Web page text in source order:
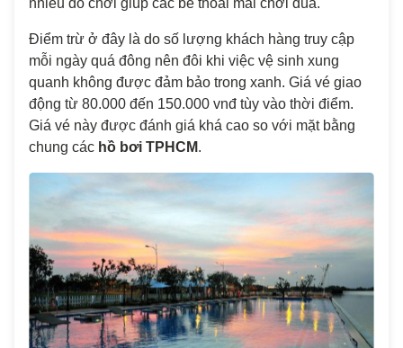
nhiều đồ chơi giúp các bé thoải mái chơi đùa.
Điểm trừ ở đây là do số lượng khách hàng truy cập
mỗi ngày quá đông nên đôi khi việc vệ sinh xung
quanh không được đảm bảo trong xanh. Giá vé giao
động từ 80.000 đến 150.000 vnđ tùy vào thời điểm.
Giá vé này được đánh giá khá cao so với mặt bằng
chung các hồ bơi TPHCM.